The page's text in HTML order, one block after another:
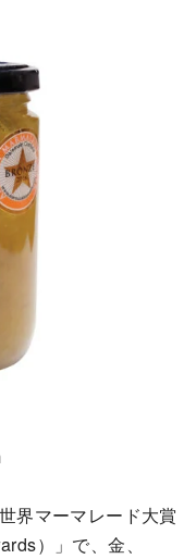
界マーマレード大賞
）」で、金、